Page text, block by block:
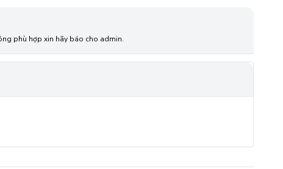
phù hợp xin hãy báo cho admin.